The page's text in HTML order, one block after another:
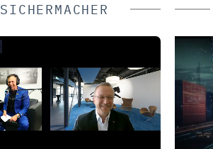
SICHERMACHER